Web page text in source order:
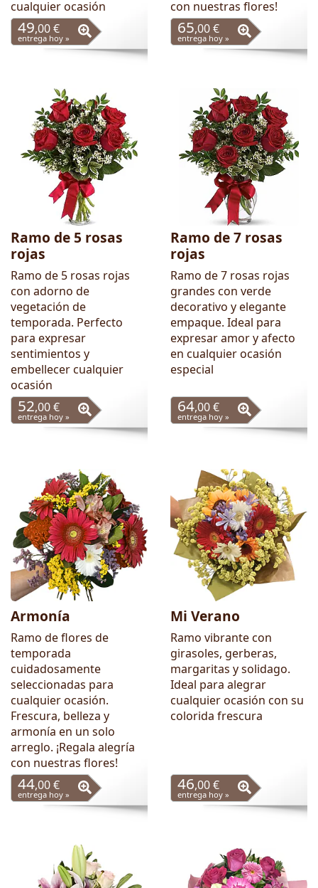
cualquier ocasión
49,00 €
entrega hoy »
con nuestras flores!
65,00 €
entrega hoy »
Ramo de 5 rosas
rojas
Ramo de 5 rosas rojas
con adorno de
vegetación de
temporada. Perfecto
para expresar
sentimientos y
embellecer cualquier
ocasión
52,00 €
entrega hoy »
Ramo de 7 rosas
rojas
Ramo de 7 rosas rojas
grandes con verde
decorativo y elegante
empaque. Ideal para
expresar amor y afecto
en cualquier ocasión
especial
64,00 €
entrega hoy »
Armonía
Ramo de flores de
temporada
cuidadosamente
seleccionadas para
cualquier ocasión.
Frescura, belleza y
armonía en un solo
arreglo. ¡Regala alegría
con nuestras flores!
44,00 €
entrega hoy »
Mi Verano
Ramo vibrante con
girasoles, gerberas,
margaritas y solidago.
Ideal para alegrar
cualquier ocasión con su
colorida frescura
46,00 €
entrega hoy »